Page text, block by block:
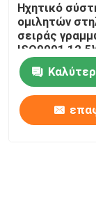
Ηχητικό
ομιλητών
σειράς
ISO9001
50W για το